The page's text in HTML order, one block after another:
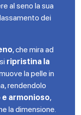
al seno la sua
dei
, che mira ad
ripristina la
la pelle in
rendendolo
armonioso,
la dimensione.